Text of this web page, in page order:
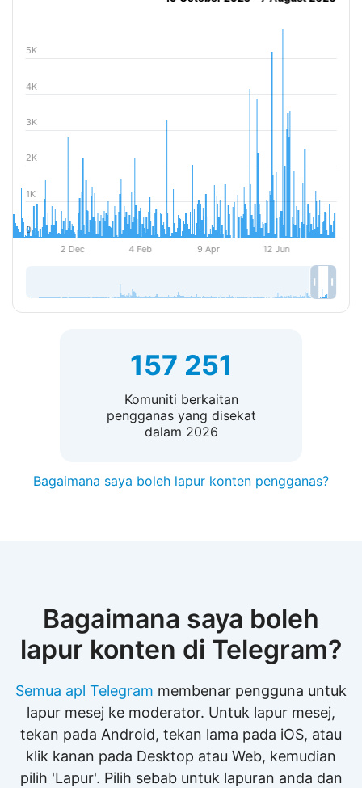
157 251
Komuniti berkaitan
pengganas yang disekat
dalam 2026
Bagaimana saya boleh lapur konten pengganas?
Bagaimana saya boleh
lapur konten di Telegram?
Semua apl Telegram membenar pengguna untuk
lapur mesej ke moderator. Untuk lapur mesej,
tekan pada Android, tekan lama pada iOS, atau
klik kanan pada Desktop atau Web, kemudian
pilih 'Lapur'. Pilih sebab untuk lapuran anda dan